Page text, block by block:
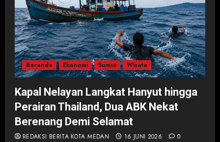
Beranda Ekonomi Sumut Wisata
Kapal Nelayan Langkat Hanyut hingga
Perairan Thailand, Dua ABK Nekat
Berenang Demi Selamat
REDAKSI BERITA KOTA MEDAN 16 JUNI 2026 0